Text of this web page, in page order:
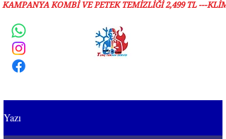
KAMPANYA KOMBİ VE PETEK TEMİZLIĞI 2,499 TL ---
Yazı